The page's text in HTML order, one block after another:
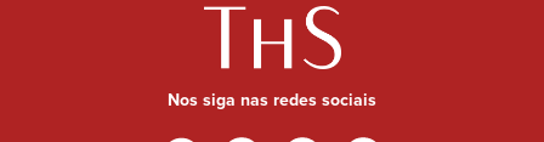
Nos siga nas redes sociais